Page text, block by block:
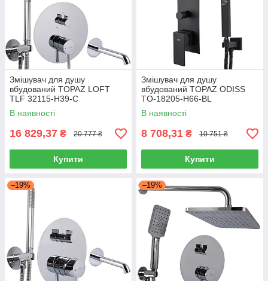
Змішувач для душу
вбудований TOPAZ LOFT
TLF 32115-H39-C
В наявності
16 829,37 ₴ 20 777 ₴
Купити
Змішувач для душу
вбудований TOPAZ ODISS
TO-18205-H66-BL
В наявності
8 708,31 ₴ 10 751 ₴
Купити
–19% –19%